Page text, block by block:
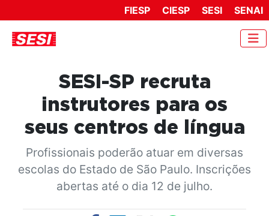
FIESP CIESP SESI SENAI
SESI-SP recruta
instrutores para os
seus centros de língua
Profissionais poderão atuar em diversas
escolas do Estado de São Paulo. Inscrições
abertas até o dia 12 de julho.